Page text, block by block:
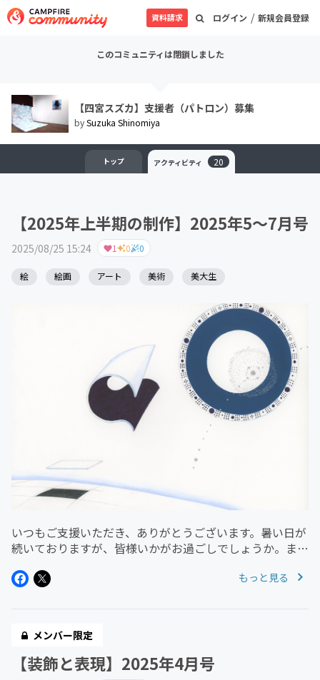
ログイン / 新規会員登録
資料請求
このコミュニティは閉鎖しました
【四宮スズカ】支援者（パトロン）募集
bySuzuka Shinomiya
トップ アクティビティ 20
【2025年上半期の制作】2025年5～7月号
2025/08/25 15:24 1 0 0
絵 絵画 アート 美術 美大生
いつもご支援いただき、ありがとうございます。暑い日が
続いておりますが、皆様いかがお過ごしでしょうか。また
での比ではないくらいに多忙となっておりまして、今回よ
もっと見る
メンバー限定
【装飾と表現】2025年4月号